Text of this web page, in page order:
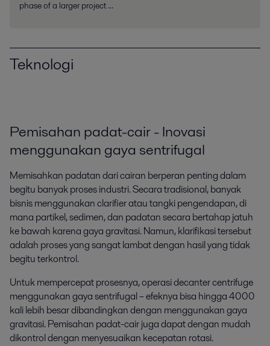
phase of a larger project ...
Teknologi
Pemisahan padat-cair - Inovasi
menggunakan gaya sentrifugal
Memisahkan padatan dari cairan berperan penting dalam
begitu banyak proses industri. Secara tradisional, banyak
bisnis menggunakan clarifier atau tangki pengendapan, di
mana partikel, sedimen, dan padatan secara bertahap jatuh
ke bawah karena gaya gravitasi. Namun, klarifikasi tersebut
adalah proses yang sangat lambat dengan hasil yang tidak
begitu terkontrol.
Untuk mempercepat prosesnya, operasi decanter centrifuge
menggunakan gaya sentrifugal – efeknya bisa hingga 4000
kali lebih besar dibandingkan dengan menggunakan gaya
gravitasi. Pemisahan padat-cair juga dapat dengan mudah
dikontrol dengan menyesuaikan kecepatan rotasi.